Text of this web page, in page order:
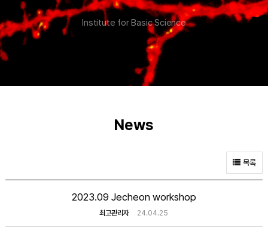
Institute for Basic Science
News
목록
2023.09 Jecheon workshop
최고관리자 24.04.25